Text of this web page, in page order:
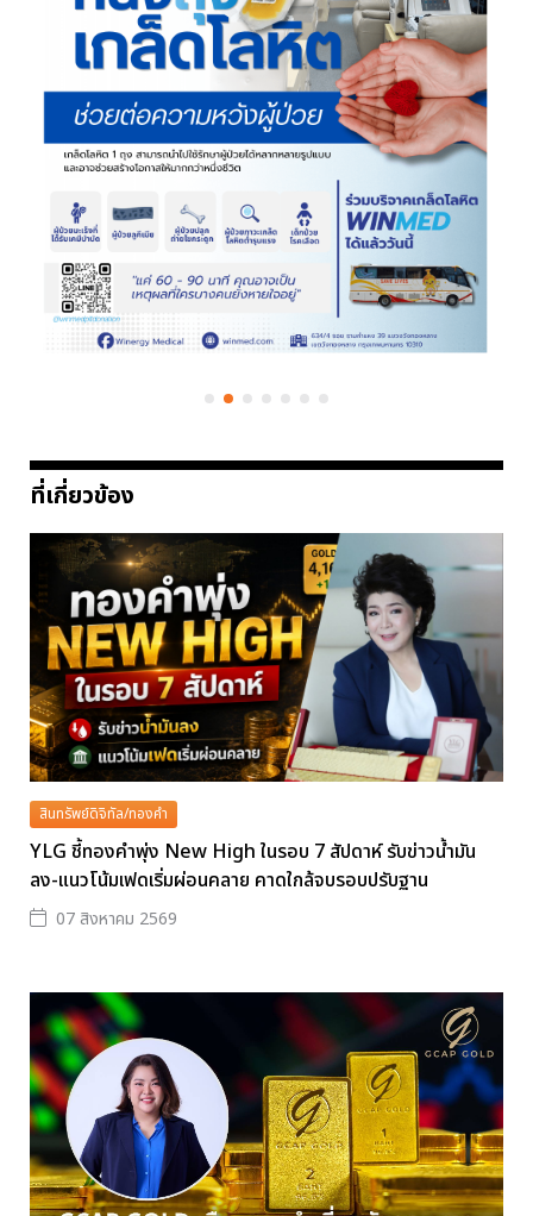
ที่เกี่ยวข้อง
สินทรัพย์ดิจิทัล/ทองคำ
YLG ชี้ทองคำพุ่ง New High ในรอบ 7 สัปดาห์ รับข่าวน้ำมัน
ลง-แนวโน้มเฟดเริ่มผ่อนคลาย คาดใกล้จบรอบปรับฐาน
07 สิงหาคม 2569